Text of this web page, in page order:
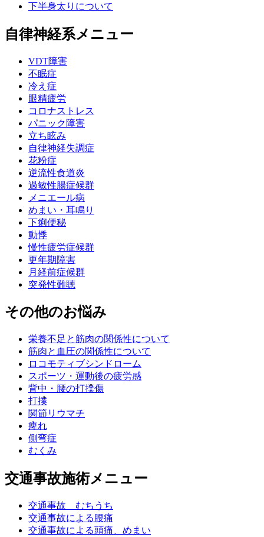
下半身太りについて
自律神経系メニュー
VDT障害
不眠症
冷え症
眼精疲労
コロナストレス
パニック障害
立ち眩み
自律神経失調症
花粉症
逆流性食道炎
過敏性腸症候群
メニエール病
めまい・耳鳴り
下痢便秘
動悸
慢性疲労症候群
更年期障害
月経前症候群
突発性難聴
その他のお悩み
栄養不足と筋肉の関係性について
筋肉と血圧の関係性について
ロコモティブシンドローム
スポーツ・運動後の疲労感
背中・腰の打撲傷
打撲
関節リウマチ
痺れ
側弯症
むくみ
交通事故施術メニュー
交通事故 むちうち
交通事故による腰痛
交通事故による頭痛、めまい